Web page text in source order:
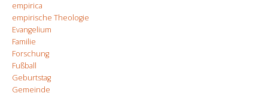
empirica
empirische Theologie
Evangelium
Familie
Forschung
Fußball
Geburtstag
Gemeinde